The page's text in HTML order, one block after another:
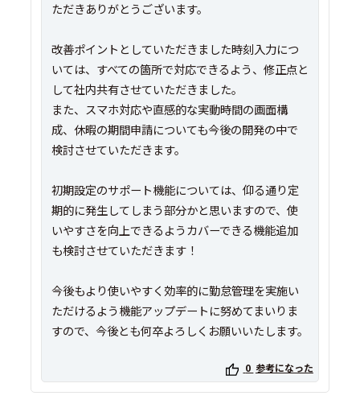
ただきありがとうございます。
改善ポイントとしていただきました時刻入力につ
いては、すべての箇所で対応できるよう、修正点と
して社内共有させていただきました。
また、スマホ対応や直感的な実動時間の画面構
成、休暇の期間申請についても今後の開発の中で
検討させていただきます。
初期設定のサポート機能については、仰る通り定
期的に発生してしまう部分かと思いますので、使
いやすさを向上できるようカバーできる機能追加
も検討させていただきます！
今後もより使いやすく効率的に勤怠管理を実施い
ただけるよう機能アップデートに努めてまいりま
すので、今後とも何卒よろしくお願いいたします。
0 参考になった